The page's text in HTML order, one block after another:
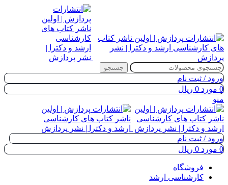
جستجو
ورود / ثبت نام
0 مورد 0 ریال
منو
ورود / ثبت نام
0 مورد 0 ریال
فروشگاه
کارشناسی ارشد